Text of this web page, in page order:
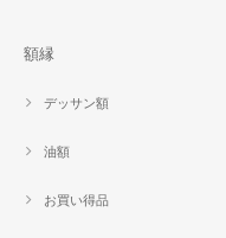
額縁
デッサン額
油額
お買い得品